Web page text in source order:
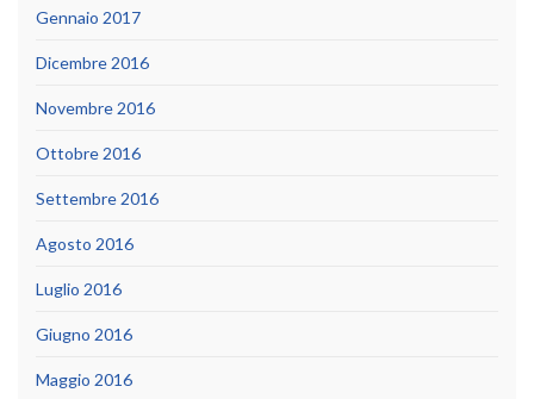
Gennaio 2017
Dicembre 2016
Novembre 2016
Ottobre 2016
Settembre 2016
Agosto 2016
Luglio 2016
Giugno 2016
Maggio 2016